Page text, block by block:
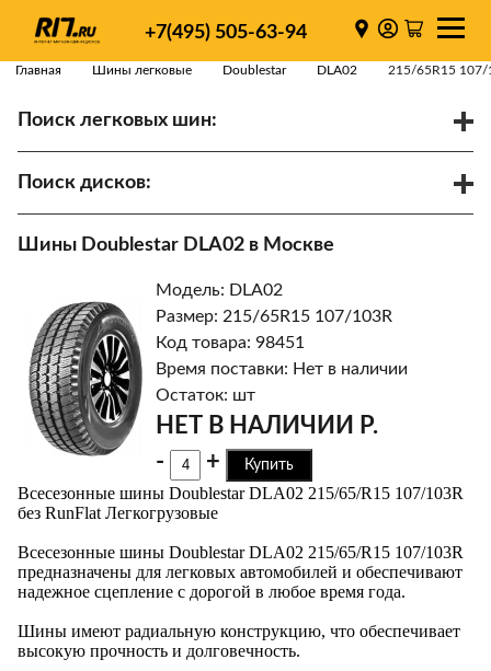
+7(495) 505-63-94
Главная Шины легковые Doublestar DLA02 215/65R15 107/
Поиск легковых шин:
Поиск дисков:
Шины Doublestar DLA02 в Москве
Модель: DLA02
Размер: 215/65R15 107/103R
Код товара: 98451
Время поставки: Нет в наличии
Остаток: шт
НЕТ В НАЛИЧИИ Р.
-
+ Купить
Всесезонные шины Doublestar DLA02 215/65/R15 107/103R
без RunFlat Легкогрузовые
Всесезонные шины Doublestar DLA02 215/65/R15 107/103R
предназначены для легковых автомобилей и обеспечивают
надежное сцепление с дорогой в любое время года.
Шины имеют радиальную конструкцию, что обеспечивает
высокую прочность и долговечность.